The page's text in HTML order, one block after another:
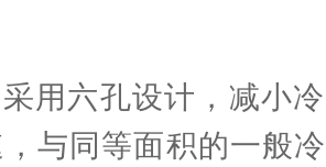
六孔设计，减小冷
与同等面积的一般